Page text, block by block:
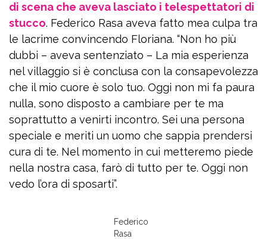
di scena che aveva lasciato i telespettatori di
stucco. Federico Rasa aveva fatto mea culpa tra
le lacrime convincendo Floriana. “Non ho più
dubbi – aveva sentenziato – La mia esperienza
nel villaggio si è conclusa con la consapevolezza
che il mio cuore è solo tuo. Oggi non mi fa paura
nulla, sono disposto a cambiare per te ma
soprattutto a venirti incontro. Sei una persona
speciale e meriti un uomo che sappia prendersi
cura di te. Nel momento in cui metteremo piede
nella nostra casa, farò di tutto per te. Oggi non
vedo l’ora di sposarti”.
Federico
Rasa